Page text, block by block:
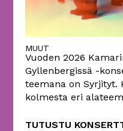
MUUT
Vuoden 2026
Gyllenbergissä -
teemana on Syrjityt.
kolmesta eri
TUTUSTU